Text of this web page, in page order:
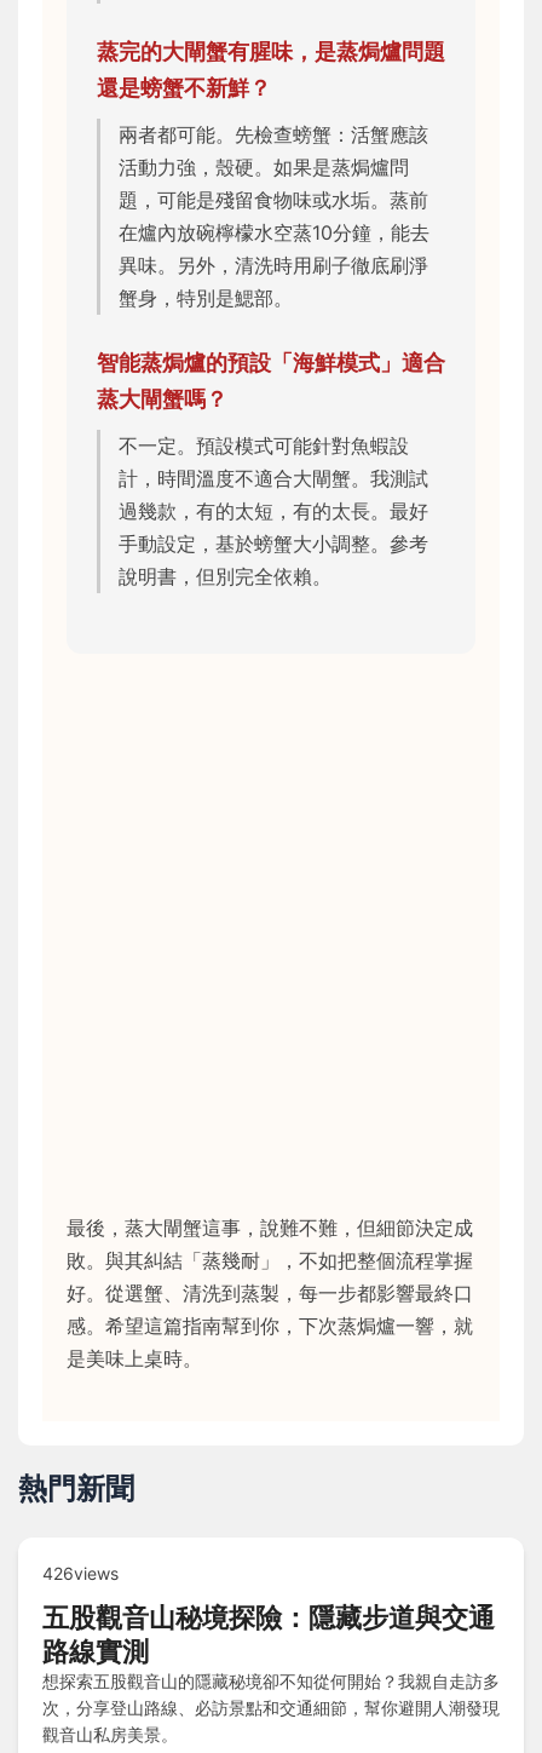
蒸完的大閘蟹有腥味，是蒸焗爐問題
還是螃蟹不新鮮？
兩者都可能。先檢查螃蟹：活蟹應該
活動力強，殼硬。如果是蒸焗爐問
題，可能是殘留食物味或水垢。蒸前
在爐內放碗檸檬水空蒸10分鐘，能去
異味。另外，清洗時用刷子徹底刷淨
蟹身，特別是鰓部。
智能蒸焗爐的預設「海鮮模式」適合
蒸大閘蟹嗎？
不一定。預設模式可能針對魚蝦設
計，時間溫度不適合大閘蟹。我測試
過幾款，有的太短，有的太長。最好
手動設定，基於螃蟹大小調整。參考
說明書，但別完全依賴。
最後，蒸大閘蟹這事，說難不難，但細節決定成
敗。與其糾結「蒸幾耐」，不如把整個流程掌握
好。從選蟹、清洗到蒸製，每一步都影響最終口
感。希望這篇指南幫到你，下次蒸焗爐一響，就
是美味上桌時。
熱門新聞
426views
五股觀音山秘境探險：隱藏步道與交通
路線實測
想探索五股觀音山的隱藏秘境卻不知從何開始？我親自走訪多
次，分享登山路線、必訪景點和交通細節，幫你避開人潮發現
觀音山私房美景。